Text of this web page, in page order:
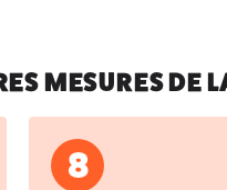
MESURES DE
8